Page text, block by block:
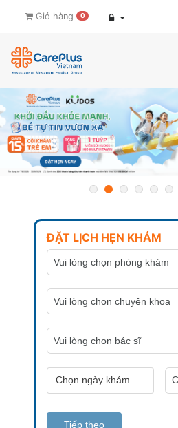
Giỏ hàng 0
ĐẶT LỊCH HẸN KHÁM
Tiếp theo